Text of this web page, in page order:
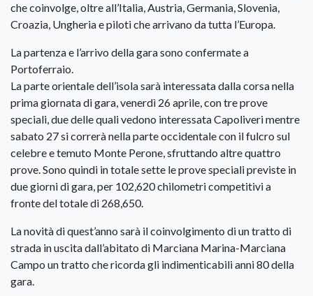
che coinvolge, oltre all’Italia, Austria, Germania, Slovenia,
Croazia, Ungheria e piloti che arrivano da tutta l’Europa.
La partenza e l’arrivo della gara sono confermate a
Portoferraio.
La parte orientale dell’isola sarà interessata dalla corsa nella
prima giornata di gara, venerdì 26 aprile, con tre prove
speciali, due delle quali vedono interessata Capoliveri mentre
sabato 27 si correrà nella parte occidentale con il fulcro sul
celebre e temuto Monte Perone, sfruttando altre quattro
prove. Sono quindi in totale sette le prove speciali previste in
due giorni di gara, per 102,620 chilometri competitivi a
fronte del totale di 268,650.
La novità di quest’anno sarà il coinvolgimento di un tratto di
strada in uscita dall’abitato di Marciana Marina-Marciana
Campo un tratto che ricorda gli indimenticabili anni 80 della
gara.